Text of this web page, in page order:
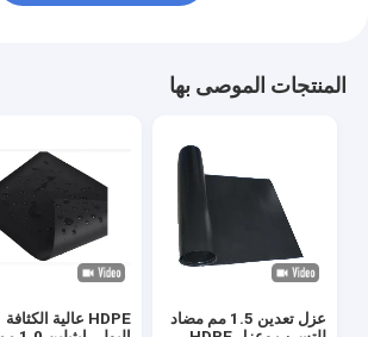
المنتجات الموصى بها
عزل تعدين 1.5 مم مضاد
HDPE عالية الكثافة